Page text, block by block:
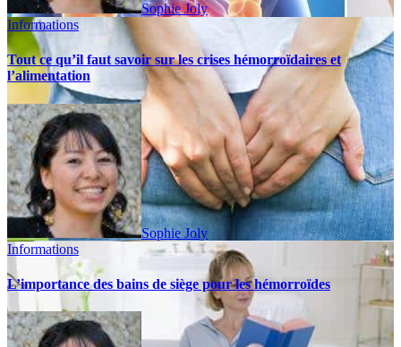
Sophie Joly
Informations
Tout ce qu’il faut savoir sur les crises hémorroïdaires et
l’alimentation
Sophie Joly
Informations
L’importance des bains de siège pour les hémorroïdes